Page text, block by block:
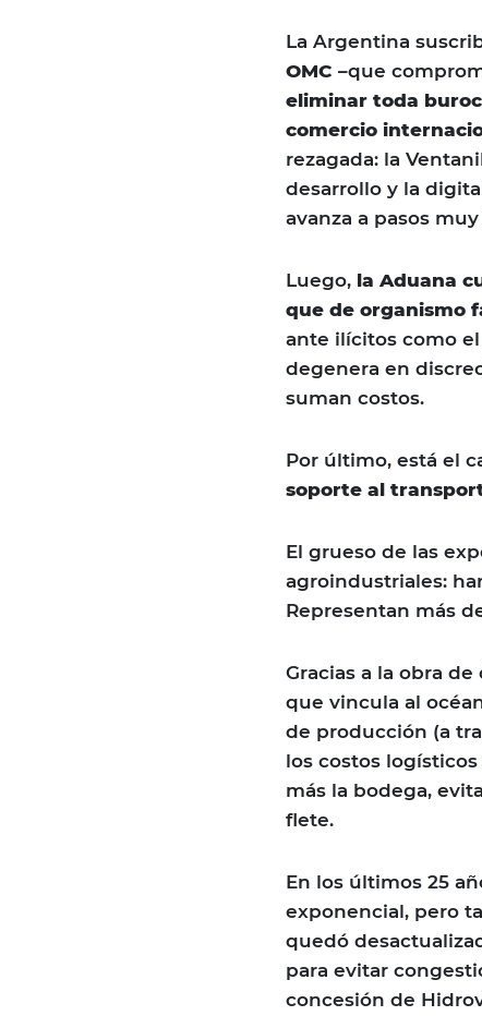
La Argentina
OMC –que
eliminar toda
comercio
rezagada: la
desarrollo y la
avanza a pasos
Luego, la Aduana
que de organismo
ante ilícitos como
degenera en
suman costos.
Por último, está el
soporte al
El grueso de las
agroindustriales:
Representan más
Gracias a la obra
que vincula al
de producción (a
los costos
más la bodega,
flete.
En los últimos 25
exponencial, pero
quedó
para evitar
concesión de